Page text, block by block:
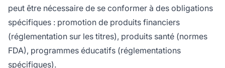
peut être nécessaire de se conformer à des obligations
spécifiques : promotion de produits financiers
(réglementation sur les titres), produits santé (normes
FDA), programmes éducatifs (réglementations
spécifiques).